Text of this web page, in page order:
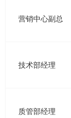
营销中心副总
技术部经理
质管部经理